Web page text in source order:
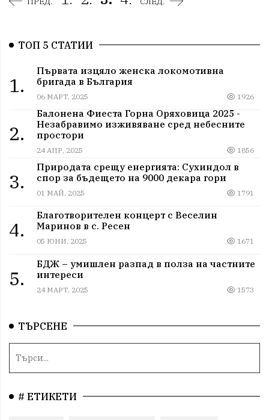
ТОП 5 СТАТИИ
1.
Първата изцяло женска локомотивна
бригада в България
06 МАРТ, 2025 1926
2.
Балонена Фиеста Горна Оряховица 2025 -
Незабравимо изживяване сред небесните
простори
24 АПР, 2025 1856
3.
Природата срещу енергията: Сухиндол в
спор за бъдещето на 9000 декара гори
01 МАЙ, 2025 1791
4.
Благотворителен концерт с Веселин
Маринов в с. Ресен
05 ЮНИ, 2025 1671
5.
БДЖ – умишлен разпад в полза на частните
интереси
24 МАРТ, 2025 1573
ТЪРСЕНЕ
# ЕТИКЕТИ